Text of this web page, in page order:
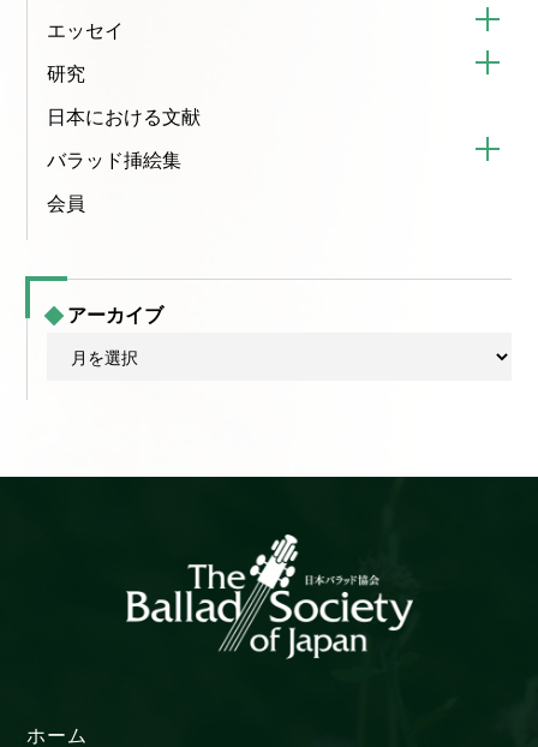
エッセイ
研究
日本における文献
バラッド挿絵集
会員
アーカイブ
ブ
ホーム